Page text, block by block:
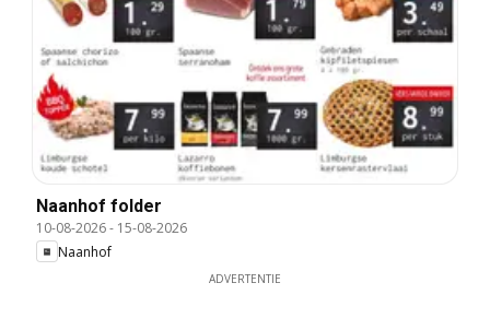
Naanhof folder
10-08-2026- 15-08-2026
Naanhof
ADVERTENTIE